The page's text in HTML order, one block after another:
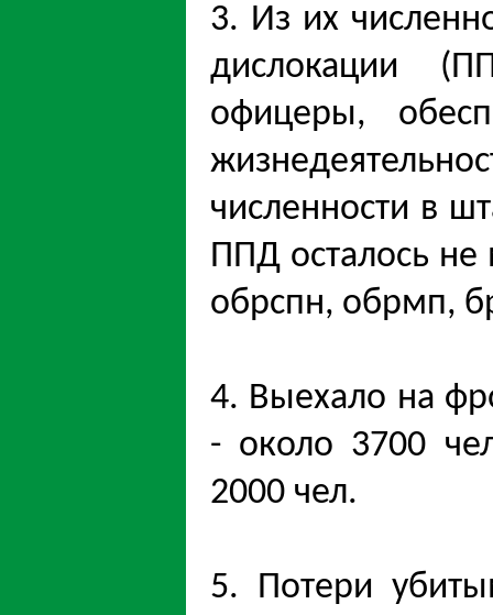
3. Из их
дислокации
офицеры,
численности в
ППД осталось не
обрспн, обрмп,
4. Выехало на
- около 3700
2000 чел.
5. Потери